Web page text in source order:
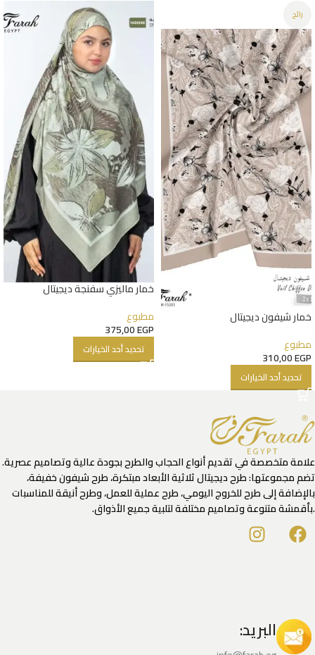
رائج
خمار شيفون ديجيتال
مطبوع
310,00EGP
تحديد أحد الخيارات
خمار ماليزي سفنجة ديجيتال
مطبوع
375,00EGP
تحديد أحد الخيارات
علامة متخصصة في تقديم أنواع الحجاب والطرح بجودة عالية وتصاميم عصرية.
تضم مجموعتها: طرح ديجيتال ثلاثية الأبعاد مبتكرة، طرح شيفون خفيفة،
بالإضافة إلى طرح للخروج اليومي، طرح عملية للعمل، وطرح أنيقة للمناسبات
.بأقمشة متنوعة وتصاميم مختلفة لتلبية جميع الأذواق.
البريد: